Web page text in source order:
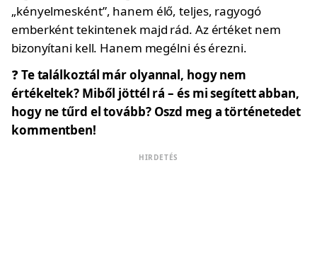
„kényelmesként”, hanem élő, teljes, ragyogó
emberként tekintenek majd rád. Az értéket nem
bizonyítani kell. Hanem megélni és érezni.
❓Te találkoztál már olyannal, hogy nem
értékeltek? Miből jöttél rá – és mi segített abban,
hogy ne tűrd el tovább? Oszd meg a történetedet
kommentben!
HIRDETÉS